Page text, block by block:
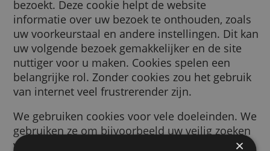
Een cookie is een klein stukje tekst dat naar
browser wordt gestuurd door een website
bezoekt. Deze cookie helpt de website
informatie over uw bezoek te onthouden,
uw voorkeurstaal en andere instellingen.
uw volgende bezoek gemakkelijker en de
belangrijke rol. Zonder cookies zou het
van internet veel frustrerender zijn.